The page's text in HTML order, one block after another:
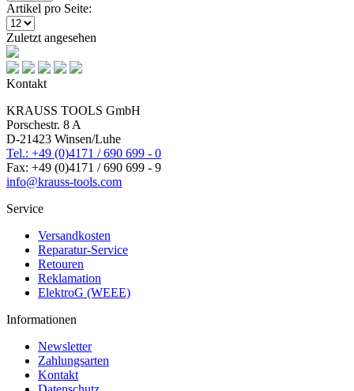
Artikel pro Seite:
Zuletzt angesehen
Kontakt
KRAUSS TOOLS GmbH
Porschestr. 8 A
D-21423 Winsen/Luhe
Tel.: +49 (0)4171 / 690 699 - 0
Fax: +49 (0)4171 / 690 699 - 9
info@krauss-tools.com
Service
Versandkosten
Reparatur-Service
Retouren
Reklamation
ElektroG (WEEE)
Informationen
Newsletter
Zahlungsarten
Kontakt